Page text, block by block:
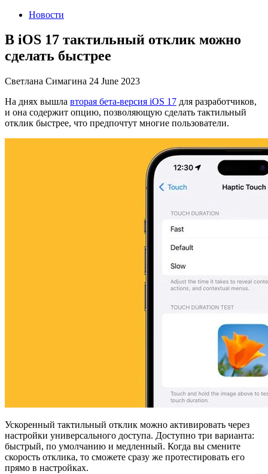
Новости
В iOS 17 тактильный отклик можно
сделать быстрее
Светлана Симагина 24 June 2023
На днях вышла вторая бета-версия iOS 17 для разработчиков,
и она содержит опцию, позволяющую сделать тактильный
отклик быстрее, что предпочтут многие пользователи.
Ускоренный тактильный отклик можно активировать через
настройки универсального доступа. Доступно три варианта:
быстрый, по умолчанию и медленный. Когда вы смените
скорость отклика, то сможете сразу же протестировать его
прямо в настройках.